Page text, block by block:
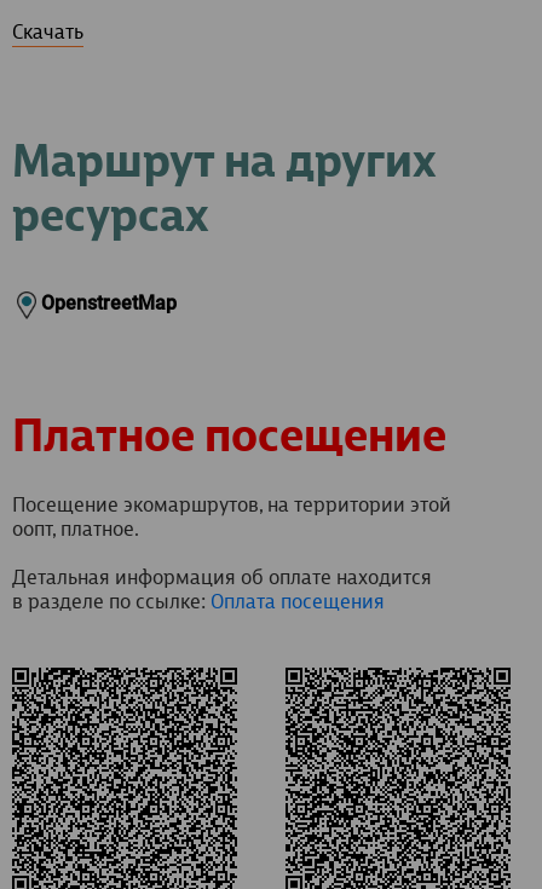
Скачать
Маршрут на других
ресурсах
OpenstreetMap
Платное посещение
Посещение экомаршрутов, на территории этой
оопт, платное.
Детальная информация об оплате находится
в разделе по ссылке: Оплата посещения